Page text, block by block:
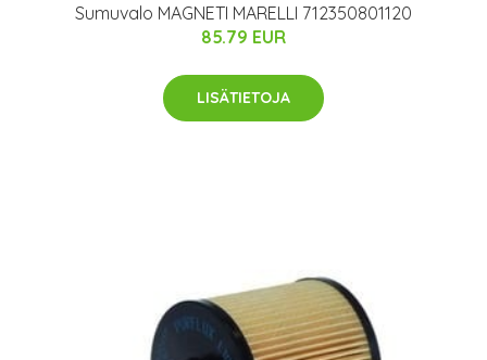
Sumuvalo MAGNETI MARELLI 712350801120
85.79 EUR
LISÄTIETOJA